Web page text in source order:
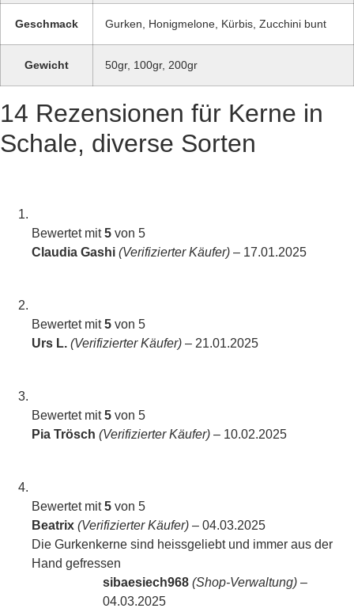
Geschmack Gurken, Honigmelone, Kürbis, Zucchini bunt
Gewicht 50gr, 100gr, 200gr
14 Rezensionen für Kerne in
Schale, diverse Sorten
Bewertet mit5 von 5
Claudia Gashi (Verifizierter Käufer) – 17.01.2025
Bewertet mit5 von 5
Urs L. (Verifizierter Käufer) – 21.01.2025
Bewertet mit5 von 5
Pia Trösch (Verifizierter Käufer) – 10.02.2025
Bewertet mit5 von 5
Beatrix (Verifizierter Käufer) – 04.03.2025
Die Gurkenkerne sind heissgeliebt und immer aus der
Hand gefressen
sibaesiech968 (Shop-Verwaltung) –
04.03.2025